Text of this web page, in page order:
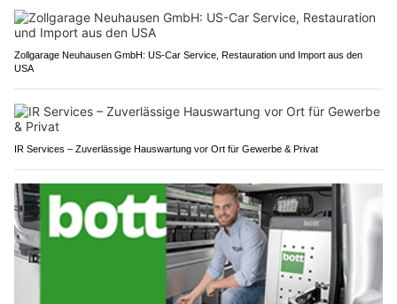
Zollgarage Neuhausen GmbH: US-Car Service, Restauration und Import aus den
USA
IR Services – Zuverlässige Hauswartung vor Ort für Gewerbe & Privat